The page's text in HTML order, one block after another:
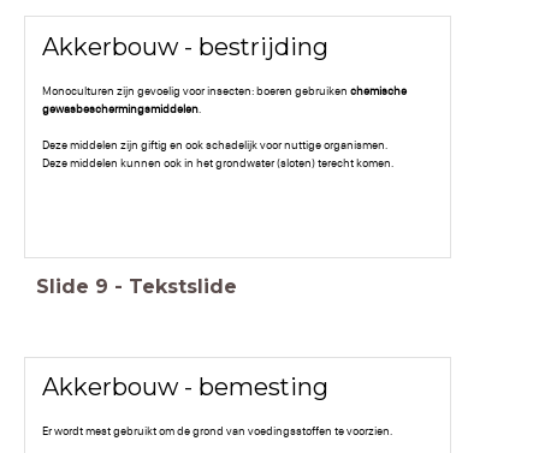
Akkerbouw - bestrijding
Monoculturen zijn gevoelig voor insecten: boeren gebruiken chemische
gewasbeschermingsmiddelen.
Deze middelen zijn giftig en ook schadelijk voor nuttige organismen.
Deze middelen kunnen ook in het grondwater (sloten) terecht komen.
Slide 9 - Tekstslide
Akkerbouw - bemesting
Er wordt mest gebruikt om de grond van voedingsstoffen te voorzien.